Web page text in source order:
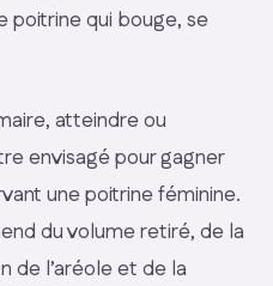
poitrine qui bouge, se
atteindre ou
envisagé pour gagner
une poitrine féminine.
du volume retiré, de la
de l’aréole et de la